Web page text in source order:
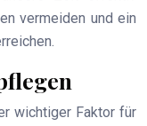
vermeiden und ein
wichtiger Faktor für